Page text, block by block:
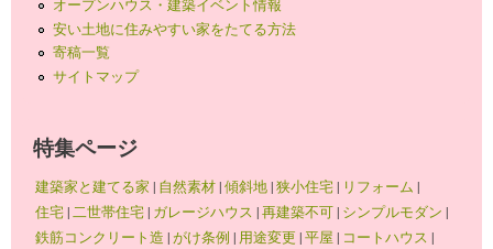
オープンハウス・建築イベント情報
安い土地に住みやすい家をたてる方法
寄稿一覧
サイトマップ
特集ページ
建築家と建てる家 | 自然素材|傾斜地|狭小住宅| リフォーム |
住宅|二世帯住宅| ガレージハウス |再建築不可| シンプルモダン |
鉄筋コンクリート造 |がけ条例 | 用途変更 |平屋 | コートハウス |